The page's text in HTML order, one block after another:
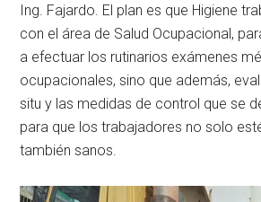
Ing. Fajardo. El plan es que Higiene
con el área de Salud Ocupacional,
a efectuar los rutinarios exámenes
ocupacionales, sino que además,
situ y las medidas de control que se
para que los trabajadores no solo
también sanos.